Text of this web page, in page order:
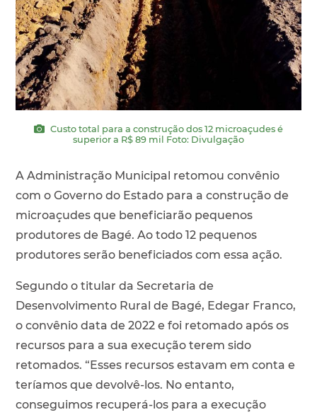
Custo total para a construção dos 12 microaçudes é
superior a R$ 89 mil Foto: Divulgação
A Administração Municipal retomou convênio
com o Governo do Estado para a construção de
microaçudes que beneficiarão pequenos
produtores de Bagé. Ao todo 12 pequenos
produtores serão beneficiados com essa ação.
Segundo o titular da Secretaria de
Desenvolvimento Rural de Bagé, Edegar Franco,
o convênio data de 2022 e foi retomado após os
recursos para a sua execução terem sido
retomados. “Esses recursos estavam em conta e
teríamos que devolvê-los. No entanto,
conseguimos recuperá-los para a execução